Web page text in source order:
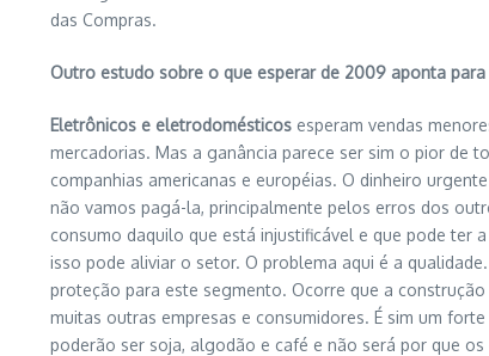
das Compras.
Outro estudo sobre o que esperar de 2009 aponta
Eletrônicos e eletrodomésticos esperam vendas
mercadorias. Mas a ganância parece ser sim o pior de
companhias americanas e européias. O dinheiro
não vamos pagá-la, principalmente pelos erros dos
consumo daquilo que está injustificável e que pode ter
isso pode aliviar o setor. O problema aqui é a qualidade.
proteção para este segmento. Ocorre que a
muitas outras empresas e consumidores. É sim um
poderão ser soja, algodão e café e não será por que